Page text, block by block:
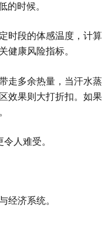
时候。
时段的体感温度，计算
健康风险指标。
走多余热量，当汗水蒸
效果则大打折扣。如果
人难受。
济系统。